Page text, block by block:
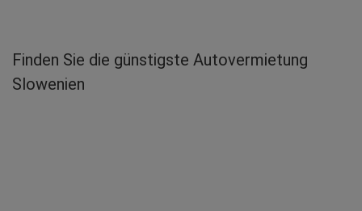
Finden Sie die günstigste Autovermietung
Slowenien